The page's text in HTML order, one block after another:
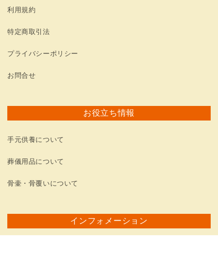
利用規約
特定商取引法
プライバシーポリシー
お問合せ
お役立ち情報
手元供養について
葬儀用品について
骨壷・骨覆いについて
インフォメーション